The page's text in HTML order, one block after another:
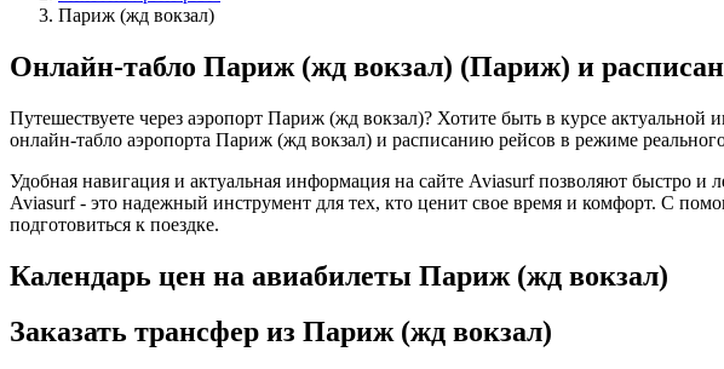
Париж (жд вокзал)
Онлайн-табло Париж (жд вокзал) (Париж) и
Путешествуете через аэропорт Париж (жд вокзал)? Хотите быть в курсе
онлайн-табло аэропорта Париж (жд вокзал) и расписанию рейсов в режиме
Удобная навигация и актуальная информация на сайте Aviasurf позволяют быстро
Aviasurf - это надежный инструмент для тех, кто ценит свое время и комфорт. С
подготовиться к поездке.
Календарь цен на авиабилеты Париж (жд вокзал)
Заказать трансфер из Париж (жд вокзал)